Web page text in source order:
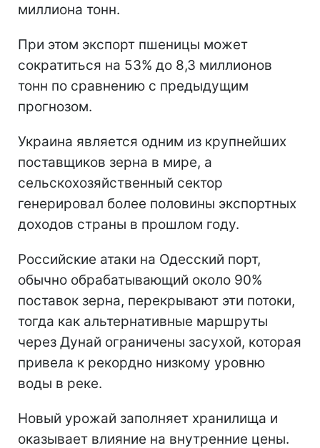
миллиона тонн.
При этом экспорт пшеницы может
сократиться на 53% до 8,3 миллионов
тонн по сравнению с предыдущим
прогнозом.
Украина является одним из крупнейших
поставщиков зерна в мире, а
сельскохозяйственный сектор
генерировал более половины экспортных
доходов страны в прошлом году.
Российские атаки на Одесский порт,
обычно обрабатывающий около 90%
поставок зерна, перекрывают эти потоки,
тогда как альтернативные маршруты
через Дунай ограничены засухой, которая
привела к рекордно низкому уровню
воды в реке.
Новый урожай заполняет хранилища и
оказывает влияние на внутренние цены.